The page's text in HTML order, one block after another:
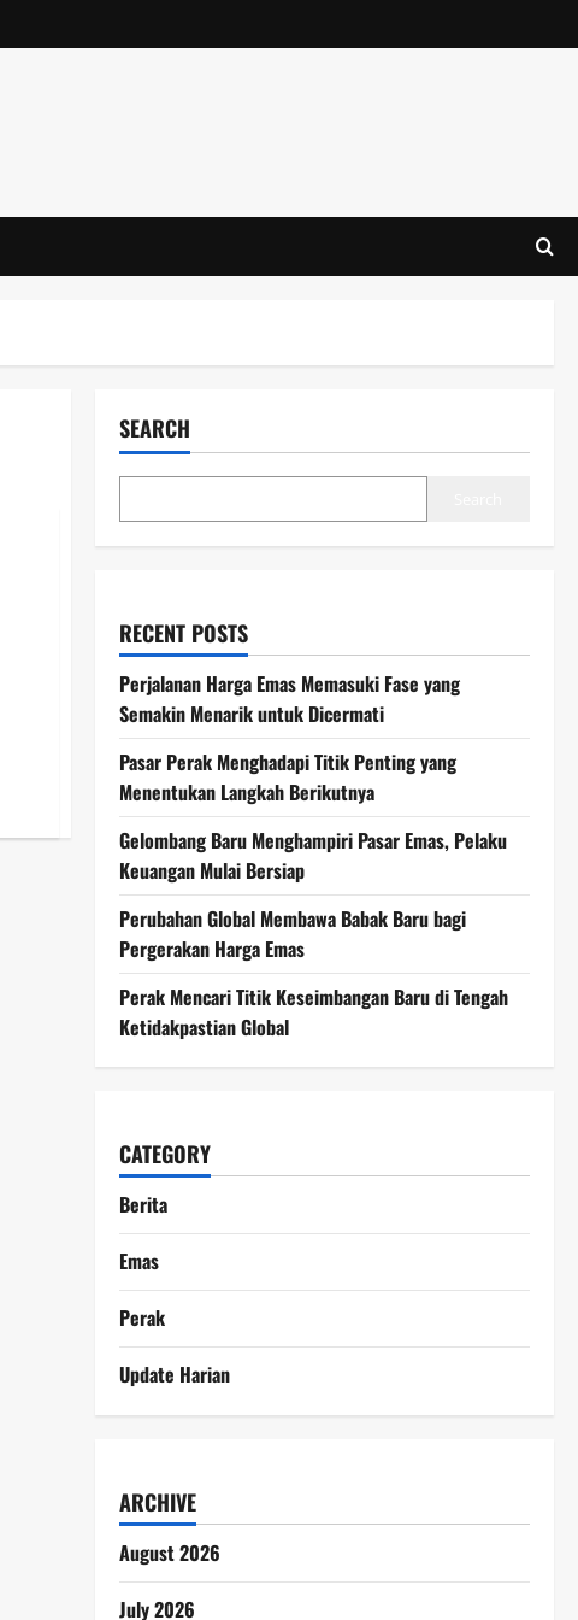
SEARCH
RECENT POSTS
Perjalanan Harga Emas Memasuki Fase yang
Semakin Menarik untuk Dicermati
Pasar Perak Menghadapi Titik Penting yang
Menentukan Langkah Berikutnya
Gelombang Baru Menghampiri Pasar Emas, Pelaku
Keuangan Mulai Bersiap
Perubahan Global Membawa Babak Baru bagi
Pergerakan Harga Emas
Perak Mencari Titik Keseimbangan Baru di Tengah
Ketidakpastian Global
CATEGORY
Berita
Emas
Perak
Update Harian
ARCHIVE
August 2026
July 2026